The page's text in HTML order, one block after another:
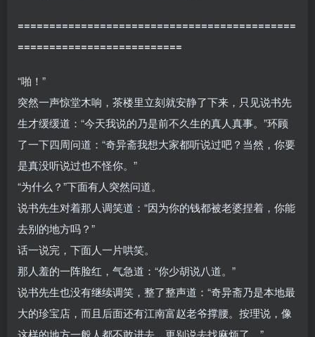
============================================
==========================
“啪！”
突然一声惊堂木响，茶楼里立刻就安静了下来，只见说书先
生才缓缓道：“今天我说的乃是前不久生的真人真事。”环顾
了一下四周问道：“奇异斋我想大家都听说过吧？当然，你要
是真没听说过也不怪你。”
“为什么？”下面有人突然问道。
说书先生对着那人调笑道：“因为你的钱都被老婆捏着，你能
去别的地方吗？”
话一说完，下面人一片哄笑。
那人羞的一阵脸红，气急道：“你少胡说八道。”
说书先生也没有继续调笑，整了整声道：“奇异斋乃是本地最
大的珍宝店，而且后面还有江南富赵老爷撑腰。按理说，像